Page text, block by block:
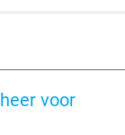
voor